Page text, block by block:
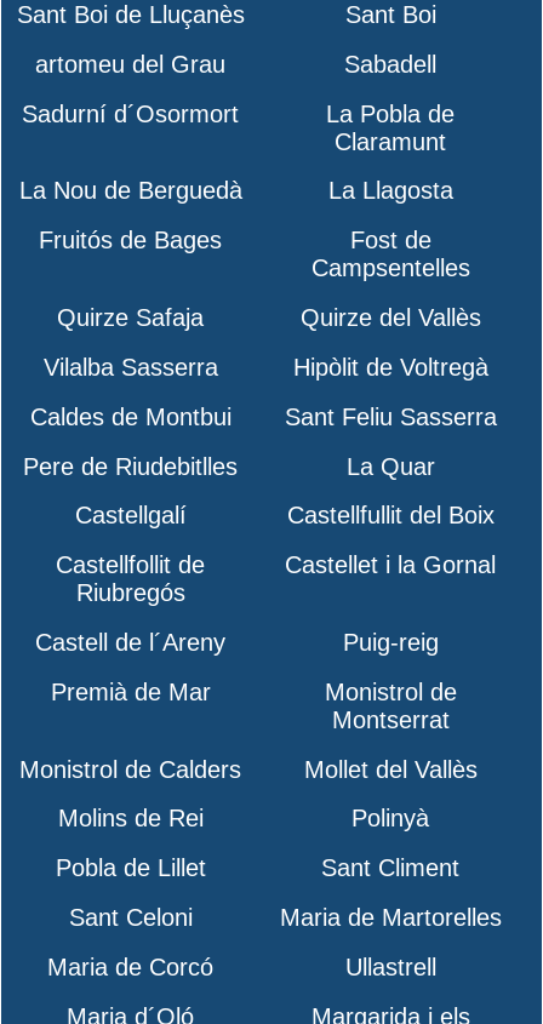
Sant Boi de Lluçanès
Sant Boi
artomeu del Grau
Sabadell
Sadurní d´Osormort
La Pobla de
Claramunt
La Nou de Berguedà
La Llagosta
Fruitós de Bages
Fost de
Campsentelles
Quirze Safaja
Quirze del Vallès
Vilalba Sasserra
Hipòlit de Voltregà
Caldes de Montbui
Sant Feliu Sasserra
Pere de Riudebitlles
La Quar
Castellgalí
Castellfullit del Boix
Castellfollit de
Riubregós
Castellet i la Gornal
Castell de l´Areny
Puig-reig
Premià de Mar
Monistrol de
Montserrat
Monistrol de Calders
Mollet del Vallès
Molins de Rei
Polinyà
Pobla de Lillet
Sant Climent
Sant Celoni
Maria de Martorelles
Maria de Corcó
Ullastrell
Maria d´Oló
Margarida i els